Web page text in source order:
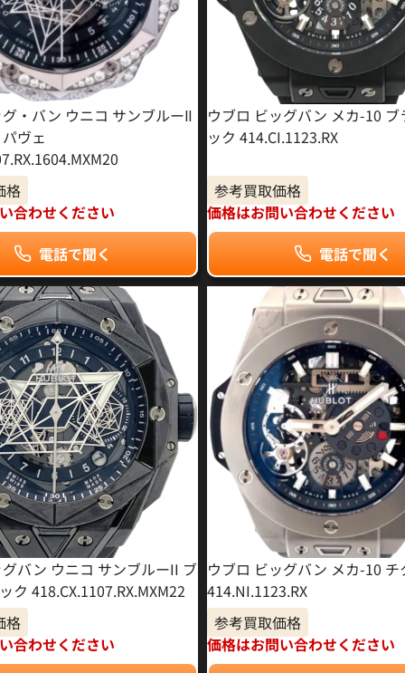
・バン ウニコ サンブルーⅡ
ヴェ
格
合わせください
電話で聞く
ウブロ ビッグバン メカ-10
ック 414.CI.1123.RX
参考買取価格
価格はお問い合わせください
電話で聞く
バン ウニコ サンブルーII ブ
ク 418.CX.1107.RX.MXM22
格
合わせください
ウブロ ビッグバン メカ-10 チ
414.NI.1123.RX
参考買取価格
価格はお問い合わせください